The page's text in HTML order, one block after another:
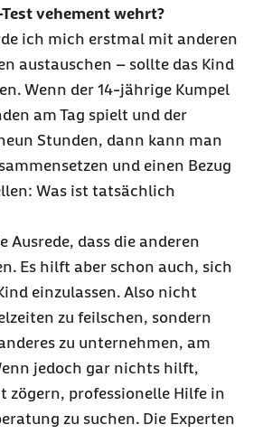
vehement wehrt?
ich mich erstmal mit anderen
austauschen – sollte das Kind
Wenn der 14-jährige Kumpel
am Tag spielt und der
Stunden, dann kann man
und einen Bezug
Was ist tatsächlich
Ausrede, dass die anderen
Es hilft aber schon auch, sich
einzulassen. Also nicht
zu feilschen, sondern
zu unternehmen, am
jedoch gar nichts hilft,
zögern, professionelle Hilfe in
zu suchen. Die Experten